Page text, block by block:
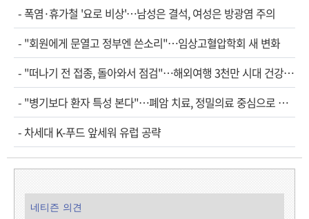
- 폭염·휴가철 '요로 비상'…남성은 결석, 여성은 방광염 주의
- "회원에게 문열고 정부엔 쓴소리"…임상고혈압학회 새 변화
- "떠나기 전 접종, 돌아와서 점검"…해외여행 3천만 시대 건강관리법
- "병기보다 환자 특성 본다"…폐암 치료, 정밀의료 중심으로 진화
- 차세대 K-푸드 앞세워 유럽 공략
네티즌 의견